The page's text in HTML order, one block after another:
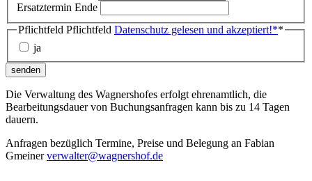
Ersatztermin Ende
Pflichtfeld Pflichtfeld Datenschutz gelesen und akzeptiert!**
ja
senden
Die Verwaltung des Wagnershofes erfolgt ehrenamtlich, die
Bearbeitungsdauer von Buchungsanfragen kann bis zu 14 Tagen
dauern.
Anfragen bezüglich Termine, Preise und Belegung an Fabian
Gmeinerverwalter@wagnershof.de